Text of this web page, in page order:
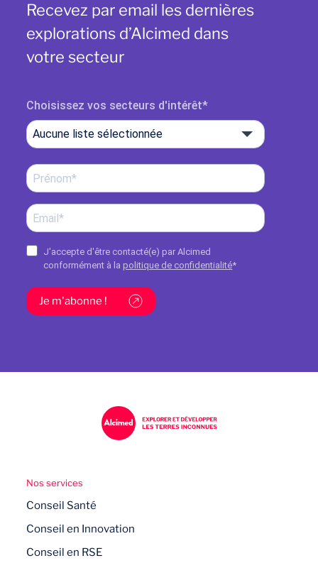
Recevez par email les dernières
explorations d’Alcimed dans
votre secteur
Choisissez vos secteurs d'intérêt
Aucune liste sélectionnée
J'accepte d'être contacté(e) par Alcimed
conformément à la politique de confidentialité*
Je m'abonne !
Nos services
Conseil Santé
Conseil en Innovation
Conseil en RSE